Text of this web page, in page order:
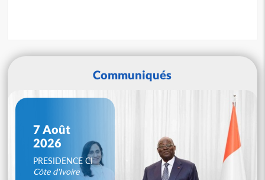
Communiqués
7 Août
2026
PRESIDENCE CI
Côte d'Ivoire